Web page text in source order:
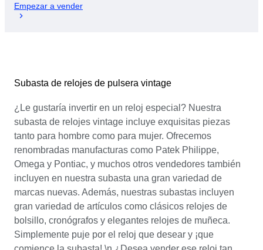
Empezar a vender
Subasta de relojes de pulsera vintage
¿Le gustaría invertir en un reloj especial? Nuestra
subasta de relojes vintage incluye exquisitas piezas
tanto para hombre como para mujer. Ofrecemos
renombradas manufacturas como Patek Philippe,
Omega y Pontiac, y muchos otros vendedores también
incluyen en nuestra subasta una gran variedad de
marcas nuevas. Además, nuestras subastas incluyen
gran variedad de artículos como clásicos relojes de
bolsillo, cronógrafos y elegantes relojes de muñeca.
Simplemente puje por el reloj que desear y ¡que